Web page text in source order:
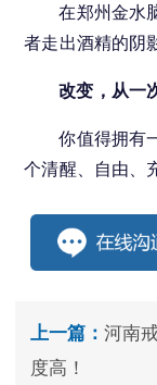
在郑州金水
者走出酒精的阴
改变，从一
你值得拥有
个清醒、自由、
上一篇： 河南
度高！